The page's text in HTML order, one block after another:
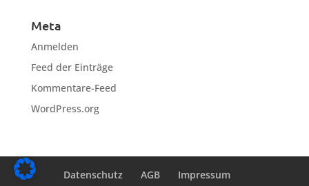
Meta
Anmelden
Feed der Einträge
Kommentare-Feed
WordPress.org
Datenschutz AGB Impressum